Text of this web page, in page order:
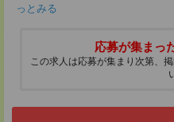
っとみる
応募が集まっ
この求人は応募が集まり次第、